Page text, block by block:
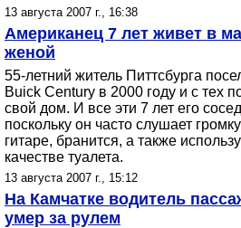
13 августа 2007 г., 16:38
Американец 7 лет живет в
женой
55-летний житель Питтсбурга
Buick Century в 2000 году и с тех
свой дом. И все эти 7 лет его
поскольку он часто слушает
гитаре, бранится, а также
качестве туалета.
13 августа 2007 г., 15:12
На Камчатке водитель
умер за рулем